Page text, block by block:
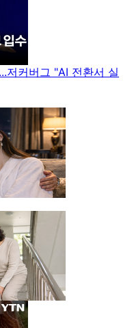
저커버그 "AI 전환서 실